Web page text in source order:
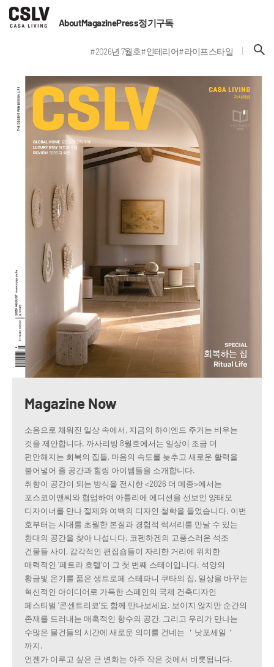
AboutMagazinePress정기구독
#2026년 7월호#인테리어#라이프스타일
Magazine Now
소음으로 채워진 일상 속에서, 지금의 하이엔드 주거는 비우는
것을 제안합니다. 까사리빙 8월호에서는 일상이 조금 더
편안해지는 회복의 집들, 마음의 속도를 늦추고 새로운 활력을
불어넣어 줄 공간과 힐링 아이템들을 소개합니다.
취향이 공간이 되는 방식을 전시한 <2026 더 메종>에서는
포스코이앤씨와 협업하여 아틀리에 에디션을 선보인 양태오
디자이너를 만나 절제와 여백의 디자인 철학을 들었습니다. 이번
호부터는 시대를 초월한 본질과 경험적 럭셔리를 만날 수 있는
환대의 공간을 찾아 나섭니다. 코펜하겐의 고풍스러운 석조
건물들 사이, 감각적인 편집숍들이 자리한 거리에 위치한
매력적인 ‘페트라 호텔’이 그 첫 번째 스테이입니다. 석양의
황금빛 온기를 품은 생트로페 스테파니 쿠타의 집, 일상을 바꾸는
혁신적인 아이디어로 가득한 스페인의 국제 건축디자인
페스티벌 ‘콘센트리코’도 함께 만나보세요. 보이지 않지만 순간의
존재를 드러내는 매혹적인 향수의 공간, 그리고 우리가 만나는
수많은 물건들의 시간에 새로운 의미를 건네는 ＇낫포세일＇
까지.
언젠가 이루고 싶은 큰 변화는 아주 작은 것에서 비롯됩니다.